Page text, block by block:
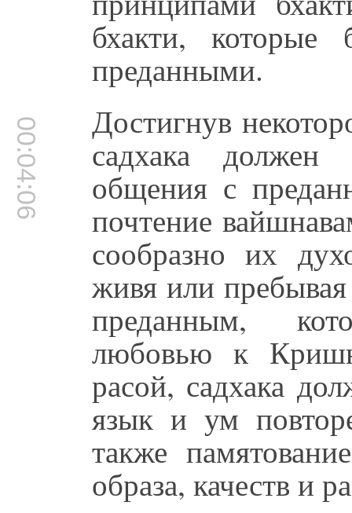
бхакти, которые
преданными.
00:04:06 Достигнув
садхака должен
общения с
почтение
сообразно их
живя или
преданным,
любовью к
расой, садхака
язык и ум
также
образа, качеств и